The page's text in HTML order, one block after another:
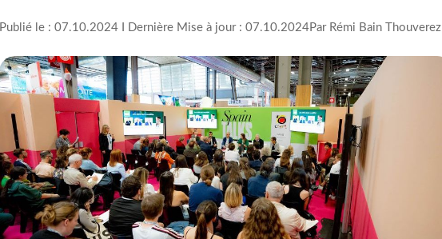
Publié le : 07.10.2024 I Dernière Mise à jour : 07.10.2024Par Rémi Bain Thouverez